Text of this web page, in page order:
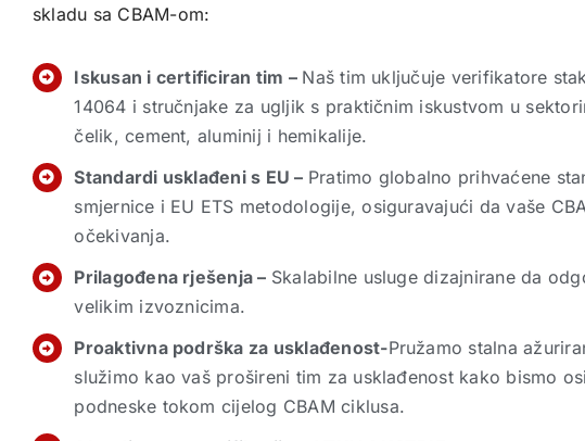
skladu sa CBAM-om:
Iskusan i certificiran tim – Naš tim uključuje verifikatore
14064 i stručnjake za ugljik s praktičnim iskustvom u
čelik, cement, aluminij i hemikalije.
Standardi usklađeni s EU – Pratimo globalno prihvaćene
smjernice i EU ETS metodologije, osiguravajući da vaše
očekivanja.
Prilagođena rješenja – Skalabilne usluge dizajnirane da
velikim izvoznicima.
Proaktivna podrška za usklađenost-Pružamo stalna
služimo kao vaš prošireni tim za usklađenost kako bismo
podneske tokom cijelog CBAM ciklusa.